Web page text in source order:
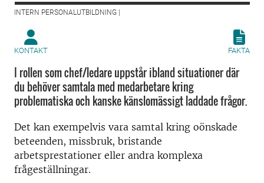
INTERN PERSONALUTBILDNING |
KONTAKT FAKTA
I rollen som chef/ledare uppstår ibland situationer där
du behöver samtala med medarbetare kring
problematiska och kanske känslomässigt laddade frågor.
Det kan exempelvis vara samtal kring oönskade
beteenden, missbruk, bristande
arbetsprestationer eller andra komplexa
frågeställningar.